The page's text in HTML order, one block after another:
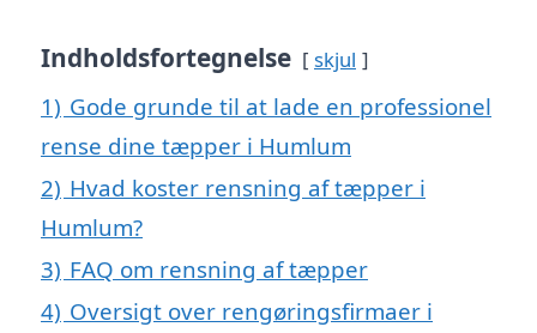
Indholdsfortegnelse skjul
1) Gode grunde til at lade en professionel
rense dine tæpper i Humlum
2) Hvad koster rensning af tæpper i
Humlum?
3) FAQ om rensning af tæpper
4) Oversigt over rengøringsfirmaer i